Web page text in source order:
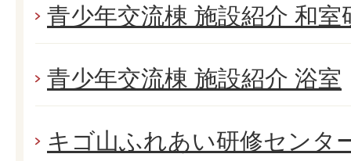
青少年交流棟 施設紹介 和室
青少年交流棟 施設紹介 浴室
キゴ山ふれあい研修センタ